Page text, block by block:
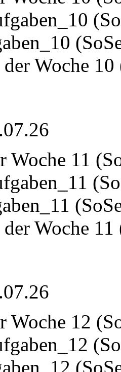
Woche 10
Woche 11
Woche 11
Woche 12